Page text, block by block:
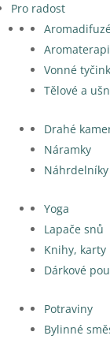
Pro radost
Vonné
Tělové a
Drahé
Náramky
Náhrdelníky
Yoga
Lapače snů
Knihy, karty
Dárkové
Potraviny
Bylinné